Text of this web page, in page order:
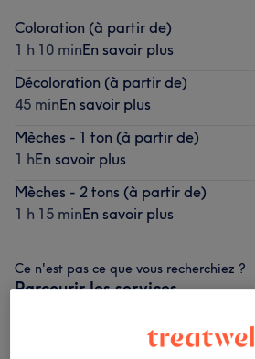
Coloration (à partir de)
1 h 10 minEn savoir plus
Décoloration (à partir de)
45 minEn savoir plus
Mèches - 1 ton (à partir de)
1 hEn savoir plus
Mèches - 2 tons (à partir de)
1 h 15 minEn savoir plus
Ce n'est pas ce que vous recherchiez ?
Parcourir les services
Femmes - Coupe Et Brushing (4)